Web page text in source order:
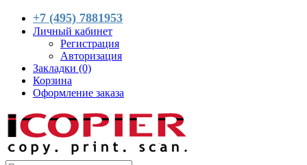
+7 (495) 7881953
Личный кабинет
Регистрация
Авторизация
Закладки (0)
Корзина
Оформление заказа